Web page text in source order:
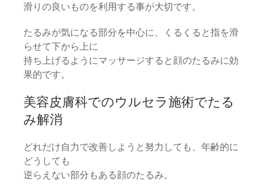
滑りの良いものを利用する事が大切です。
たるみが気になる部分を中心に、くるくると指を滑
らせて下から上に
持ち上げるようにマッサージすると顔のたるみに効
果的です。
美容皮膚科でのウルセラ施術でたる
み解消
どれだけ自力で改善しようと努力しても、年齢的に
どうしても
逆らえない部分もある顔のたるみ。